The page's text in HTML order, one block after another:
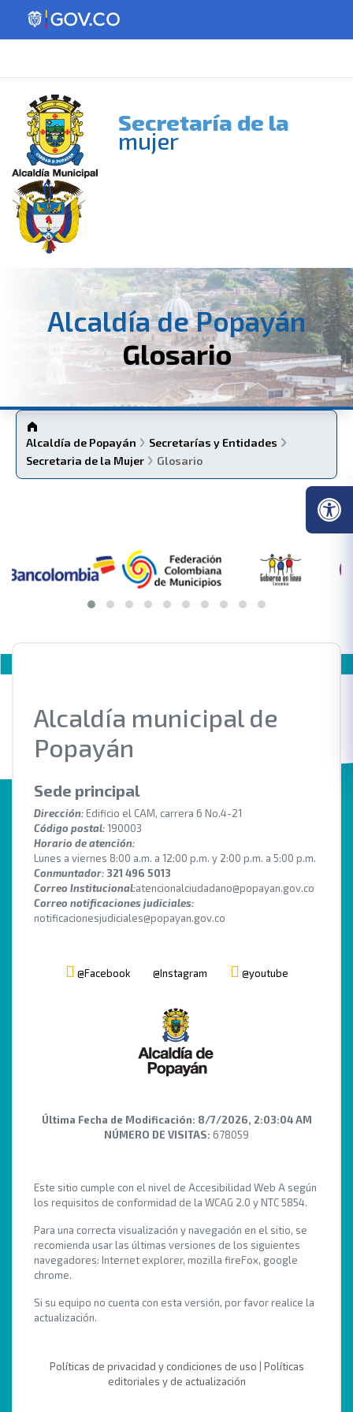
Secretaría de la
mujer
Alcaldía de Popayán
Glosario
Alcaldía de Popayán
Secretarías y Entidades
Secretaria de la Mujer
Glosario
Alcaldía municipal de
Popayán
Sede principal
Dirección: Edificio el CAM, carrera 6 No.4-21
Código postal:190003
Horario de atención:
Lunes a viernes 8:00 a.m. a 12:00 p.m. y 2:00 p.m. a 5:00 p.m.
Conmuntador: 321 496 5013
Correo Institucional:atencionalciudadano@popayan.gov.co
Correo notificaciones judiciales:
notificacionesjudiciales@popayan.gov.co
@Facebook @Instagram @youtube
Última Fecha de Modificación: 8/7/2026, 2:03:04 AM
NÚMERO DE VISITAS: 678059
Este sitio cumple con el nivel de Accesibilidad Web A según
los requisitos de conformidad de la WCAG 2.0 y NTC 5854.
Para una correcta visualización y navegación en el sitio, se
recomienda usar las últimas versiones de los siguientes
navegadores: Internet explorer, mozilla fireFox, google
chrome.
Si su equipo no cuenta con esta versión, por favor realice la
actualización.
Políticas de privacidad y condiciones de uso
Políticas
editoriales y de actualización